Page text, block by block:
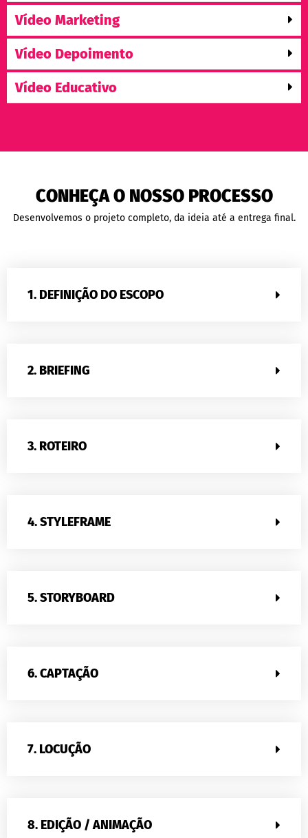
Vídeo Marketing
Vídeo Depoimento
Vídeo Educativo
CONHEÇA O NOSSO PROCESSO
Desenvolvemos o projeto completo, da ideia até a entrega final.
1. DEFINIÇÃO DO ESCOPO
2. BRIEFING
3. ROTEIRO
4. STYLEFRAME
5. STORYBOARD
6. CAPTAÇÃO
7. LOCUÇÃO
8. EDIÇÃO / ANIMAÇÃO